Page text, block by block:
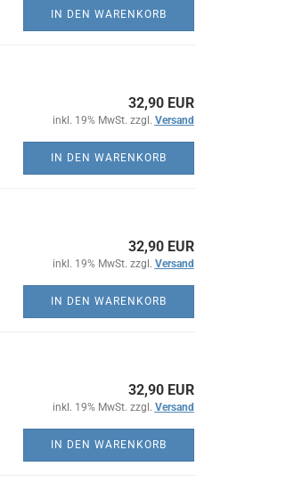
IN DEN WARENKORB
32,90 EUR
inkl. 19% MwSt. zzgl. Versand
IN DEN WARENKORB
32,90 EUR
inkl. 19% MwSt. zzgl. Versand
IN DEN WARENKORB
32,90 EUR
inkl. 19% MwSt. zzgl. Versand
IN DEN WARENKORB